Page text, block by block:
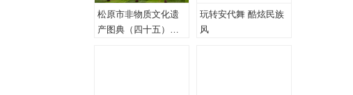
松原市非物质文化遗
产图典（四十五）蒙
玩转安代舞 酷炫民族
风